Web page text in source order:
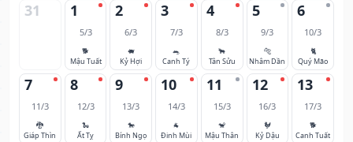
31 1
5/3
🐕
Mậu Tuất
2
6/3
🐖
Kỷ Hợi
3
7/3
🐀
Canh Tý
4
8/3
🐂
Tân Sửu
5
9/3
🐅
Nhâm Dần
6
10/3
🐈
Quý Mão
7
11/3
🐉
Giáp Thìn
8
12/3
🐍
Ất Tỵ
9
13/3
🐎
Bính Ngọ
10
14/3
🐐
Đinh Mùi
11
15/3
🐒
Mậu Thân
12
16/3
🐓
Kỷ Dậu
13
17/3
🐕
Canh Tuất